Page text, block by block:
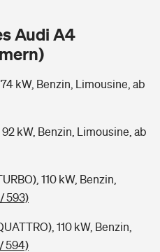
finden
für deine Kids
ich im Alter?
Audi A4
kW, Benzin, Limousine, ab
kW, Benzin, Limousine, ab
110 kW, Benzin,
593)
110 kW, Benzin,
594)